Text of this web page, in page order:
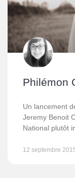
Philémon
Un lancement
Jeremy Benoit
National plutôt
12 septembre